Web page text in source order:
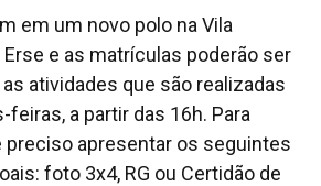
em um novo polo na Vila
e as matrículas poderão ser
atividades que são realizadas
a partir das 16h. Para
preciso apresentar os seguintes
foto 3x4, RG ou Certidão de